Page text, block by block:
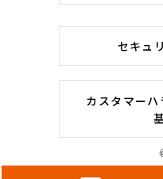
セキュ
カスタマーハ